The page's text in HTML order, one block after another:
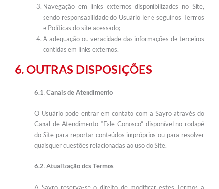
Navegação em links externos disponibilizados no Site,
sendo responsabilidade do Usuário ler e seguir os Termos
e Políticas do site acessado;
A adequação ou veracidade das informações de terceiros
contidas em links externos.
6. OUTRAS DISPOSIÇÕES
6.1. Canais de Atendimento
O Usuário pode entrar em contato com a Sayro através do
Canal de Atendimento “Fale Conosco” disponível no rodapé
do Site para reportar conteúdos impróprios ou para resolver
quaisquer questões relacionadas ao uso do Site.
6.2. Atualização dos Termos
A Sayro reserva-se o direito de modificar estes Termos a